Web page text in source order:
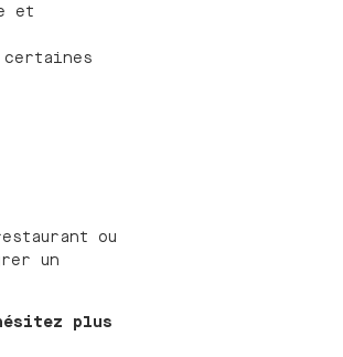
et
ou
un
plus